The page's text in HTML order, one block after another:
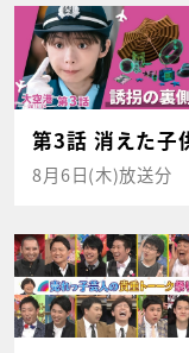
第3話 消えた子
8月6日(木)放送分